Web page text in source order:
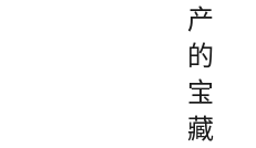
产
的
宝
藏